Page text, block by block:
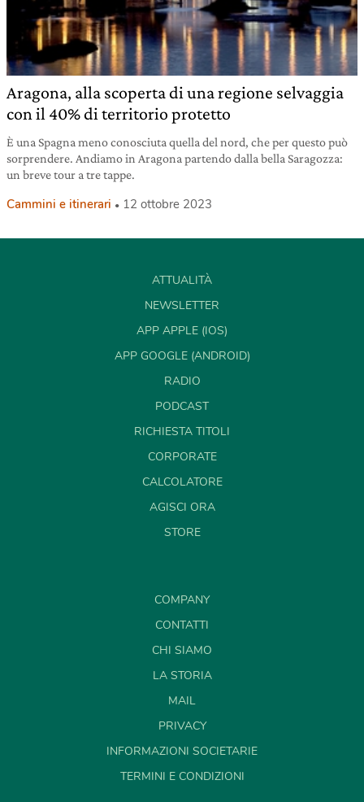
Aragona, alla scoperta di una regione selvaggia
con il 40% di territorio protetto
È una Spagna meno conosciuta quella del nord, che per questo può
sorprendere. Andiamo in Aragona partendo dalla bella Saragozza:
un breve tour a tre tappe.
Cammini e itinerari 12 ottobre 2023
ATTUALITÀ
NEWSLETTER
APP APPLE (IOS)
APP GOOGLE (ANDROID)
RADIO
PODCAST
RICHIESTA TITOLI
CORPORATE
CALCOLATORE
AGISCI ORA
STORE
COMPANY
CONTATTI
CHI SIAMO
LA STORIA
MAIL
PRIVACY
INFORMAZIONI SOCIETARIE
TERMINI E CONDIZIONI